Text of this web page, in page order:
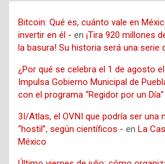
Bitcoin: Qué es, cuánto vale en
invertir en él - en ¡Tira 920 millones
la basura! Su historia será una serie
¿Por qué se celebra el 1 de agosto
Impulsa Gobierno Municipal de
con el programa “Regidor por un Día”
3I/Atlas, el OVNI que podría ser una
“hostil”, según científicos - en La
México